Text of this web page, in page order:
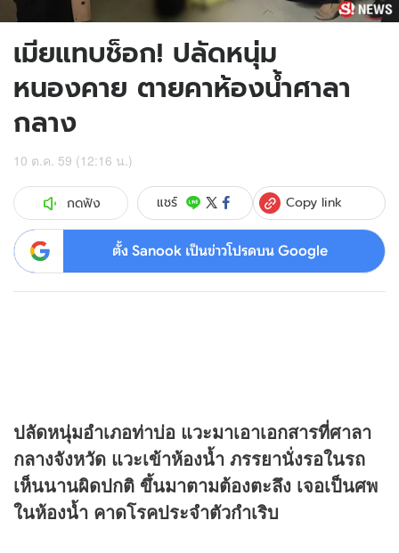
เมียแทบช็อก! ปลัดหนุ่ม
หนองคาย ตายคาห้องน้ำศาลา
กลาง
10 ต.ค. 59 (12:16 น.)
กดฟัง แชร์ Copy link
ตั้ง Sanook เป็นข่าวโปรดบน Google
ปลัดหนุ่มอำเภอท่าบ่อ แวะมาเอาเอกสารที่ศาลา
กลางจังหวัด แวะเข้าห้องน้ำ ภรรยานั่งรอในรถ
เห็นนานผิดปกติ ขึ้นมาตามต้องตะลึง เจอเป็นศพ
ในห้องน้ำ คาดโรคประจำตัวกำเริบ